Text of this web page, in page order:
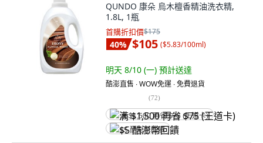
QUNDO 康朵 烏木檀香精油洗衣精,
1.8L, 1瓶
首購折扣價$175
40% $105 ($5.83/100ml)
明天 8/10 (一) 預計送達
酷澎直售 ∙ WOW免運 ∙ 免費退貨
(72)
满 $1,500 再省 $75 (王道卡)
$5 酷澎幣回饋